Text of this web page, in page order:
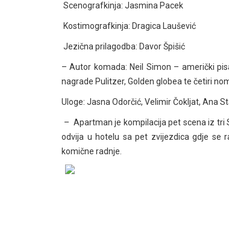
Scenografkinja: Jasmina Pacek
Kostimografkinja: Dragica Laušević
Jezična prilagodba: Davor Špišić
– Autor komada: Neil Simon – američki
nagrade Pulitzer, Golden globea te četiri
Uloge: Jasna Odorčić, Velimir Čokljat, Ana
– Apartman je kompilacija pet scena iz tri
odvija u hotelu sa pet zvijezdica gdje se
komične radnje.